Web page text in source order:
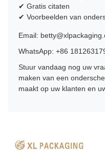
✔ Gratis citaten
✔ Voorbeelden van
Email:
WhatsApp: +86
Stuur vandaag nog uw
maken van een
maakt op uw klanten en